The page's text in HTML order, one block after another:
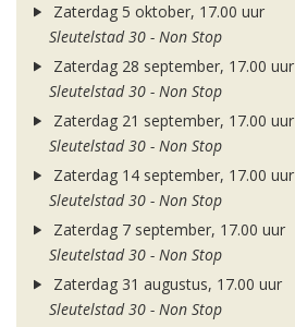
Zaterdag 5 oktober, 17.00 uur
Sleutelstad 30 - Non Stop
Zaterdag 28 september, 17.00 uur
Sleutelstad 30 - Non Stop
Zaterdag 21 september, 17.00 uur
Sleutelstad 30 - Non Stop
Zaterdag 14 september, 17.00 uur
Sleutelstad 30 - Non Stop
Zaterdag 7 september, 17.00 uur
Sleutelstad 30 - Non Stop
Zaterdag 31 augustus, 17.00 uur
Sleutelstad 30 - Non Stop